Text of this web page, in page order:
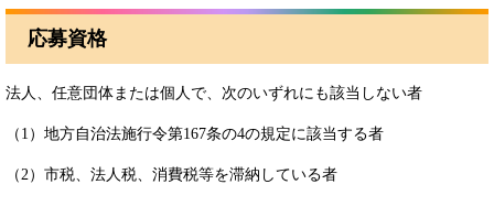
応募資格
法人、任意団体または個人で、次のいずれにも該当しない者
（1）地方自治法施行令第167条の4の規定に該当する者
（2）市税、法人税、消費税等を滞納している者